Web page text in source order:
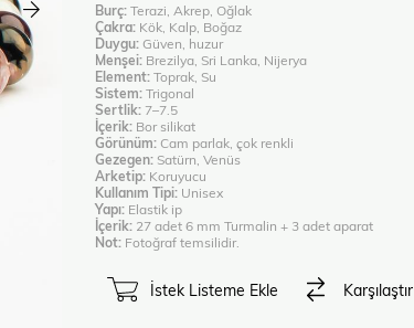
Burç:Terazi, Akrep, Oğlak
Çakra: Kök, Kalp, Boğaz
Duygu: Güven, huzur
Menşei: Brezilya, Sri Lanka, Nijerya
Element:Toprak, Su
Sistem:Trigonal
Sertlik: 7–7.5
İçerik: Bor silikat
Görünüm: Cam parlak, çok renkli
Gezegen: Satürn, Venüs
Arketip: Koruyucu
Kullanım Tipi: Unisex
Yapı: Elastik ip
İçerik: 27 adet 6 mm Turmalin + 3 adet aparat
Not: Fotoğraf temsilidir.
İstek Listeme Ekle Karşılaştır